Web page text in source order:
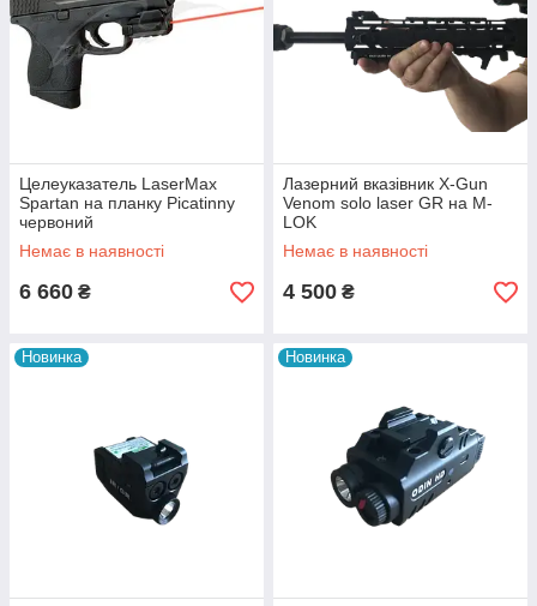
Целеуказатель LaserMax
Spartan на планку Picatinny
червоний
Немає в наявності
6 660 ₴
Лазерний вказівник X-Gun
Venom solo laser GR на M-
LOK
Немає в наявності
4 500 ₴
Новинка Новинка